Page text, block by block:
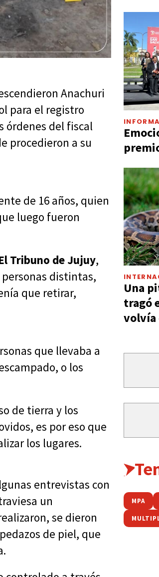
Anachuri
para el registro
órdenes del fiscal
procedieron a su
de 16 años, quien
luego fueron
Tribuno de Jujuy,
distintas,
que retirar,
que llevaba a
o los
de tierra y los
es por eso que
los lugares.
entrevistas con
un
se dieron
de piel, que
Una
tragó
volvía
MPA